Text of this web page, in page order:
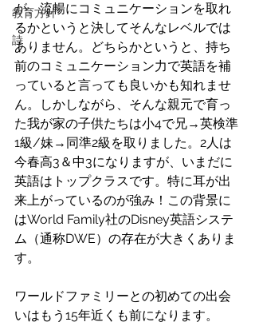
教育方針
詩
が、流暢にコミュニケーションを取れ
るかというと決してそんなレベルでは
ありません。どちらかというと、持ち
前のコミュニケーション力で英語を補
っていると言っても良いかも知れませ
ん。しかしながら、そんな親元で育っ
た我が家の子供たちは小4で兄→英検準
1級/妹→同準2級を取りました。2人は
今春高3＆中3になりますが、いまだに
英語はトップクラスです。特に耳が出
来上がっているのが強み！この背景に
はWorld Family社のDisney英語システ
ム（通称DWE）の存在が大きくありま
す。
ワールドファミリーとの初めての出会
いはもう15年近くも前になります。